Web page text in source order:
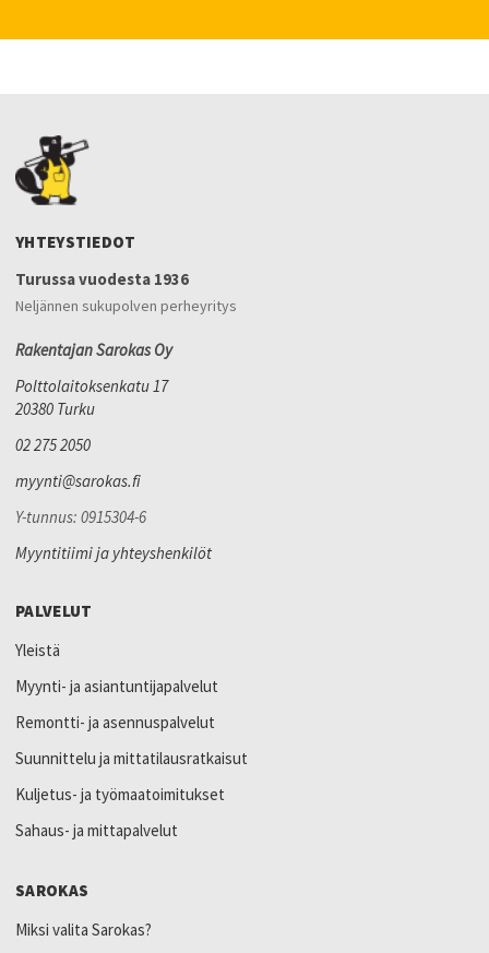
YHTEYSTIEDOT
Turussa vuodesta 1936
Neljännen sukupolven perheyritys
Rakentajan Sarokas Oy
Polttolaitoksenkatu 17
20380 Turku
02 275 2050
myynti@sarokas.fi
Y-tunnus: 0915304-6
Myyntitiimi ja yhteyshenkilöt
PALVELUT
Yleistä
Myynti- ja asiantuntijapalvelut
Remontti- ja asennuspalvelut
Suunnittelu ja mittatilausratkaisut
Kuljetus- ja työmaatoimitukset
Sahaus- ja mittapalvelut
SAROKAS
Miksi valita Sarokas?